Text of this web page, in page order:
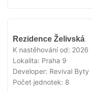
Rezidence Želivská
K nastěhování od: 2026
Lokalita: Praha 9
Developer: Revival Byty
Počet jednotek: 8